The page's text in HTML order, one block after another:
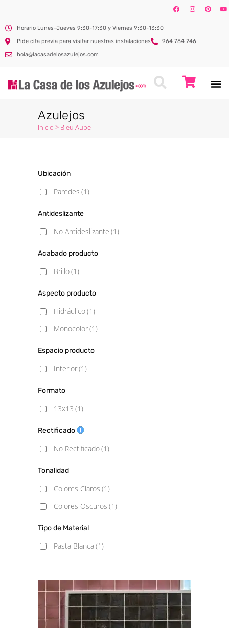
Horario Lunes-Jueves 9:30-17:30 y Viernes 9:30-13:30
Pide cita previa para visitar nuestras instalaciones
964 784 246
hola@lacasadelosazulejos.com
Azulejos
Inicio > Bleu Aube
Ubicación
Paredes (1)
Antideslizante
No Antideslizante (1)
Acabado producto
Brillo(1)
Aspecto producto
Hidráulico(1)
Monocolor(1)
Espacio producto
Interior(1)
Formato
13x13 (1)
Rectificado
No Rectificado(1)
Tonalidad
Colores Claros (1)
Colores Oscuros (1)
Tipo de Material
Pasta Blanca(1)